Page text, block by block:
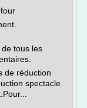
tous les
de réduction
spectacle